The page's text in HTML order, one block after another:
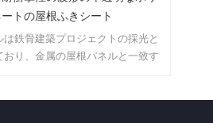
ひさしのトリムと切妻の点滅は、金属
し、建物の設計に合わせてさまざま